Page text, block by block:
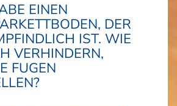
EINEN
DER
IST. WIE
VERHINDERN,
FUGEN